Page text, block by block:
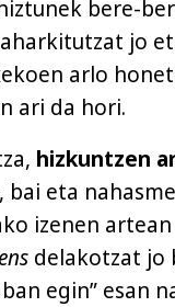
bere-
jo
arlo
ari da hori.
hizkuntzen
, bai eta
izenen artean
delakotzat jo
egin” esan